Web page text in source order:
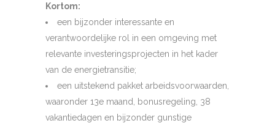
Kortom:
een bijzonder interessante en
verantwoordelijke rol in een omgeving met
relevante investeringsprojecten in het kader
van de energietransitie;
een uitstekend pakket arbeidsvoorwaarden,
waaronder 13e maand, bonusregeling, 38
vakantiedagen en bijzonder gunstige